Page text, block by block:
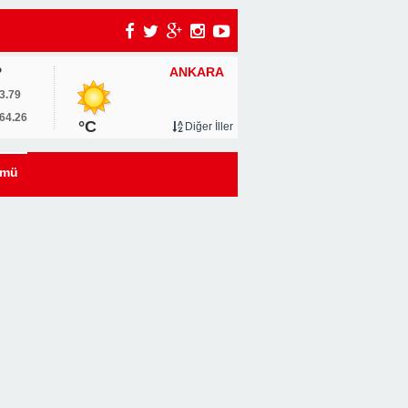
ANKARA
°C Diğer İller